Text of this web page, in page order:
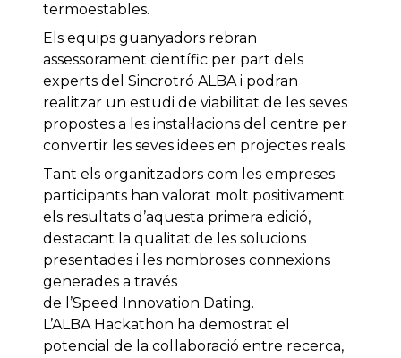
termoestables.
Els equips guanyadors rebran
assessorament científic per part dels
experts del Sincrotró ALBA i podran
realitzar un estudi de viabilitat de les seves
propostes a les instal·lacions del centre per
convertir les seves idees en projectes reals.
Tant els organitzadors com les empreses
participants han valorat molt positivament
els resultats d’aquesta primera edició,
destacant la qualitat de les solucions
presentades i les nombroses connexions
generades a través
de l’Speed Innovation Dating.
L’ALBA Hackathon ha demostrat el
potencial de la col·laboració entre recerca,